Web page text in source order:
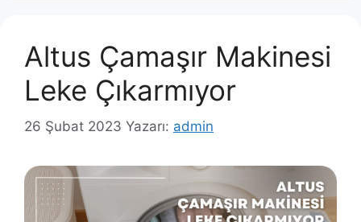
Altus Çamaşır Makinesi
Leke Çıkarmıyor
26 Şubat 2023 Yazarı: admin